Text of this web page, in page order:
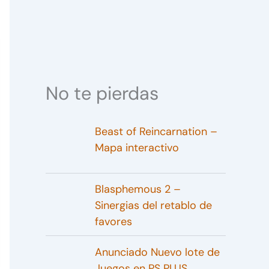
No te pierdas
Beast of Reincarnation –
Mapa interactivo
Blasphemous 2 –
Sinergias del retablo de
favores
Anunciado Nuevo lote de